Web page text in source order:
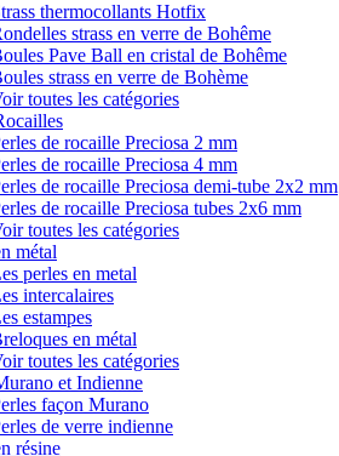
thermocollants Hotfix
strass en verre de Bohême
Pave Ball en cristal de Bohême
strass en verre de Bohème
toutes les catégories
de rocaille Preciosa 2 mm
de rocaille Preciosa 4 mm
de rocaille Preciosa demi-tube 2x2 mm
de rocaille Preciosa tubes 2x6 mm
toutes les catégories
métal
perles en metal
intercalaires
estampes
en métal
toutes les catégories
et Indienne
façon Murano
de verre indienne
résine